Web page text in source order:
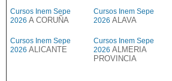
Cursos Inem Sepe
2026 A CORUÑA
Cursos Inem Sepe
2026 ALAVA
Cursos Inem Sepe
2026 ALICANTE
Cursos Inem Sepe
2026 ALMERIA
PROVINCIA